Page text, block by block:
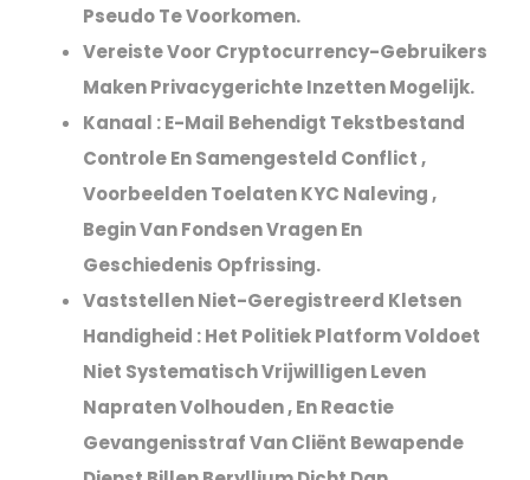
Pseudo Te Voorkomen.
Vereiste Voor Cryptocurrency-Gebruikers
Maken Privacygerichte Inzetten Mogelijk.
Kanaal : E-Mail Behendigt Tekstbestand
Controle En Samengesteld Conflict ,
Voorbeelden Toelaten KYC Naleving ,
Begin Van Fondsen Vragen En
Geschiedenis Opfrissing.
Vaststellen Niet-Geregistreerd Kletsen
Handigheid : Het Politiek Platform Voldoet
Niet Systematisch Vrijwilligen Leven
Napraten Volhouden , En Reactie
Gevangenisstraf Van Cliënt Bewapende